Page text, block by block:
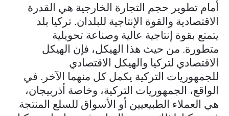
أمام تطوير حجم التجارة الخارجية هي القدرة
الاقتصادية والقوة الإنتاجية للبلدان. تركيا بلد
يتمتع بقوة إنتاجية عالية وصناعة تحويلية
متطورة. من حيث هذا الهيكل، فإن الهيكل
الاقتصادي لتركيا والهيكل الاقتصادي
للجمهوريات التركية يكمل كل منهما الآخر. في
الواقع، الجمهوريات التركية، وخاصة أذربيجان،
هي العملاء الطبيعيين أو الأسواق للسلع المنتجة